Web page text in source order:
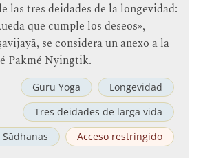
las tres deidades de la longevidad:
que cumple los deseos»,
se considera un anexo a la
Pakmé Nyingtik.
Guru Yoga
Longevidad
Tres deidades de larga vida
Acceso restringido